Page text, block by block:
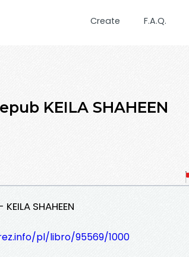
Create F.A.Q.
KEILA SHAHEEN
SHAHEEN
pl/libro/95569/1000